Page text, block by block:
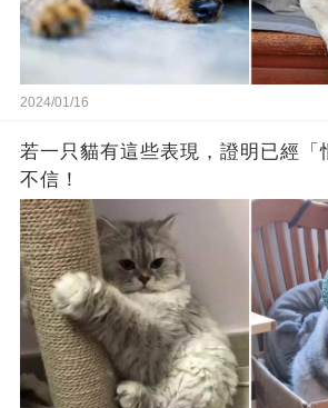
2024/01/16
若一只貓有這些表現，證明已經「
不信！